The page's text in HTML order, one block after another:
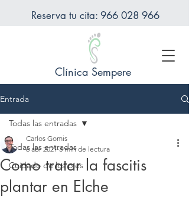
Clínica Sempere
Reserva tu cita: 966 028 966
Entrada
Todas las entradas
Cuidado de los pies
Todas las entradas
Como tratar la fascitis
plantar en Elche
Carlos Gomis
6 abr 2021 3 min de lectura